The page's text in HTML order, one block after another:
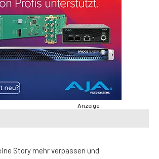
Anzeige
Story mehr verpassen und